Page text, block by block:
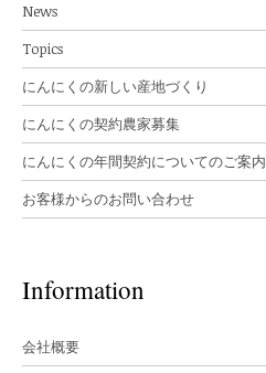
News
Topics
にんにくの新しい産地づくり
にんにくの契約農家募集
にんにくの年間契約についてのご案内
お客様からのお問い合わせ
Information
会社概要